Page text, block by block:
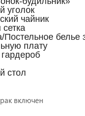
уголок
чайник
Постельное белье
плату
стол
включен